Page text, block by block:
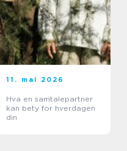
11. mai 2026
Hva en samtalepartner
kan bety for hverdagen
din